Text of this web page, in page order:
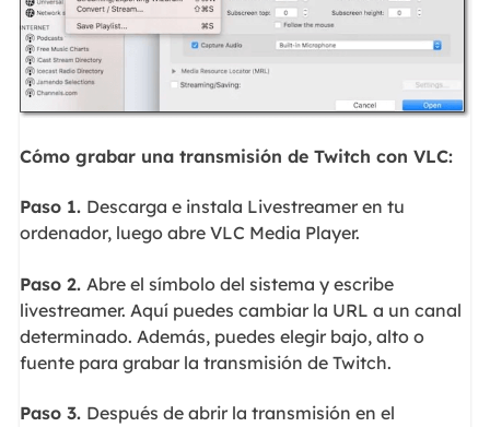
Cómo grabar una transmisión de Twitch con VLC:
Paso 1. Descarga e instala Livestreamer en tu
ordenador, luego abre VLC Media Player.
Paso 2. Abre el símbolo del sistema y escribe
livestreamer. Aquí puedes cambiar la URL a un canal
determinado. Además, puedes elegir bajo, alto o
fuente para grabar la transmisión de Twitch.
Paso 3. Después de abrir la transmisión en el